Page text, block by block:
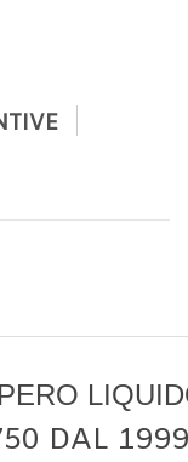
DAL